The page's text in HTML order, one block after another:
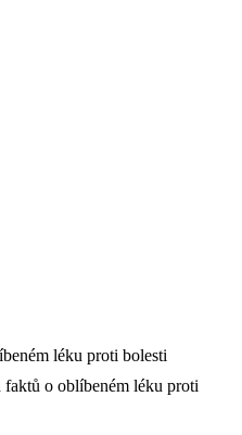
o oblíbeném léku proti